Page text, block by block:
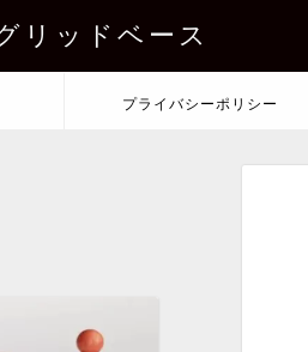
リッドベース
プライバシーポリシー